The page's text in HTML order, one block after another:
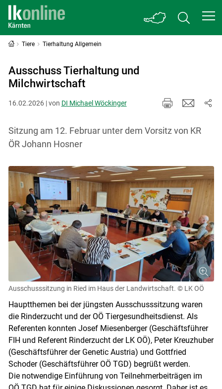
Tiere Tierhaltung Allgemein
Ausschuss Tierhaltung und
Milchwirtschaft
16.02.2026 | von DI Michael Wöckinger
Sitzung am 12. Februar unter dem Vorsitz von KR
ÖR Johann Hosner
Ausschusssitzung in Ried im Haus der Landwirtschaft. © LK OÖ
Hauptthemen bei der jüngsten Ausschusssitzung waren
die Rinderzucht und der OÖ Tiergesundheitsdienst. Als
Referenten konnten Josef Miesenberger (Geschäftsführer
FIH und Referent Rinderzucht der LK OÖ), Peter Kreuzhuber
(Geschäftsführer der Genetic Austria) und Gottfried
Schoder (Geschäftsführer OÖ TGD) begrüßt werden.
Die notwendige Einführung von Teilnehmerbeiträgen im